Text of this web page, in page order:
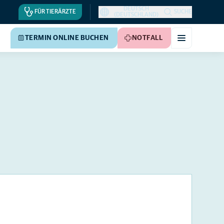
FÜR TIERÄRZTE
DEUTSCH
(DEUTSCHLAND)
SUCHE
TERMIN ONLINE BUCHEN NOTFALL